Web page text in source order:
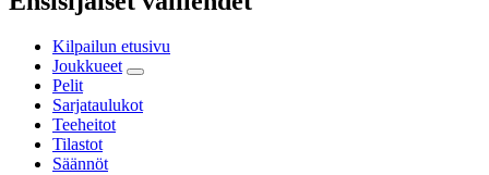
Kilpailun etusivu
Joukkueet
Pelit
Sarjataulukot
Teeheitot
Tilastot
Säännöt